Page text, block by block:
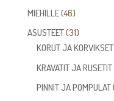
MIEHILLE 4646
tuotetta
ASUSTEET 3131
tuotetta
KORUT JA KORVIKSET
KRAVATIT JA RUSETIT
PINNIT JA POMPULAT